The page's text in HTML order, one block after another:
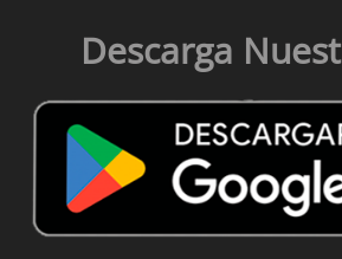
Descarga